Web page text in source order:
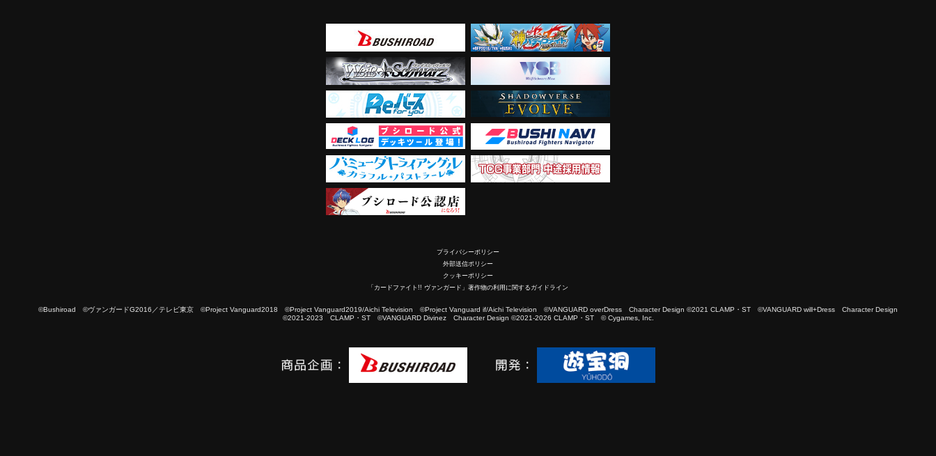
プライバシーポリシー
外部送信ポリシー
クッキーポリシー
「カードファイト!! ヴァンガード」著作物の利用に関するガイドライン
©Bushiroad ©ヴァンガードG2016／テレビ東京 ©Project Vanguard2018 ©Project Vanguard2019/Aichi Television ©Project Vanguard if/Aichi Television ©VANGUARD overDress Character Design ©2021 CLAMP・ST ©VANGUARD will+Dress Character Design
©2021-2023 CLAMP・ST ©VANGUARD Divinez Character Design ©2021-2026 CLAMP・ST © Cygames, Inc.